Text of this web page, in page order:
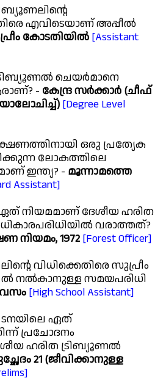
എവിടെയാണ് അപ്പീൽ
കോടതിയിൽ [Assistant
ചെയർമാനെ
- കേന്ദ്ര സർക്കാർ (ചീഫ്
[Degree Level
ഒരു പ്രത്യേക
ലോകത്തിലെ
ഇന്ത്യ? - മൂന്നാമത്തെ
Assistant]
നിയമമാണ് ദേശീയ ഹരിത
വരാത്തത്?
നിയമം, 1972 [Forest Officer]
വിധിക്കെതിരെ സുപ്രീം
നൽകാനുള്ള സമയപരിധി
[High School Assistant]
ഏത്
പ്രചോദനം
ഹരിത ട്രിബ്യൂണൽ
21 (ജീവിക്കാനുള്ള